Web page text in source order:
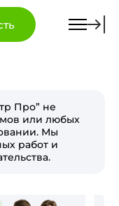
Про” не
или любых
Мы
работ и